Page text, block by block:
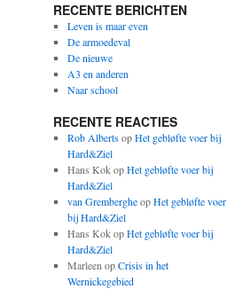
RECENTE BERICHTEN
Leven is maar even
De armoedeval
De nieuwe
A3 en anderen
Naar school
RECENTE REACTIES
Rob AlbertsopHet gebløfte voer bij
Hard&Ziel
Hans KokopHet gebløfte voer bij
Hard&Ziel
van GrembergheopHet gebløfte voer
bij Hard&Ziel
Hans KokopHet gebløfte voer bij
Hard&Ziel
Marleen opCrisis in het
Wernickegebied